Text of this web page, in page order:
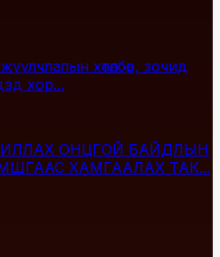
хөтөлбөр, зочид
хор...
ОНЦГОЙ БАЙДЛЫН
ХАМГААЛАХ ТАК...